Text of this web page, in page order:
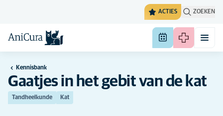
ACTIES ZOEKEN
Kennisbank
Gaatjes in het gebit van de kat
Tandheelkunde Kat